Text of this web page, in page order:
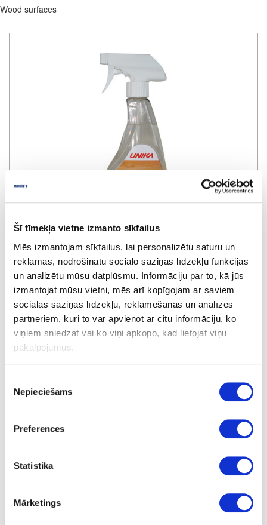
Šī tīmekļa vietne izmanto sīkfailus
Mēs izmantojam sīkfailus, lai personalizētu saturu un
reklāmas, nodrošinātu sociālo saziņas līdzekļu funkcijas
un analizētu mūsu datplūsmu. Informāciju par to, kā jūs
izmantojat mūsu vietni, mēs arī kopīgojam ar saviem
sociālās saziņas līdzekļu, reklamēšanas un analīzes
partneriem, kuri to var apvienot ar citu informāciju, ko
viņiem sniedzat vai ko viņi apkopo, kad lietojat viņu
pakalpojumus.
izvēle
Nepieciešams
Preferences
Statistika
Mārketings
Wood surfaces
Solid wood worktop cleaner
Tīrītājs eļļotām koka virsmām ikdienas lietošanai. PH7 neitrāls bez
putojoša efekta, nav bīstams, bez šķīdinātājiem, biodegradējošs.
Print
Solid wood worktop cleaner